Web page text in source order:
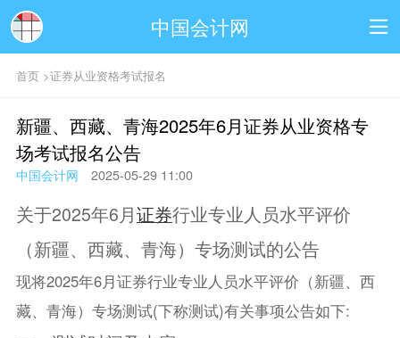
中国会计网
首页>证券从业资格考试报名
新疆、西藏、青海2025年6月证券从业资格专
场考试报名公告
中国会计网 2025-05-29 11:00
关于2025年6月证券行业专业人员水平评价
（新疆、西藏、青海）专场测试的公告
现将2025年6月证券行业专业人员水平评价（新疆、西
藏、青海）专场测试(下称测试)有关事项公告如下: